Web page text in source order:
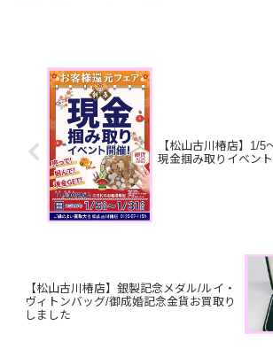
【松山古川椿店】1/
現金掴み取りイベン
【松山古川椿店】銀製記念メダル/ルイ・
ヴィトンバッグ/御成婚記念金貨お買取り
しました